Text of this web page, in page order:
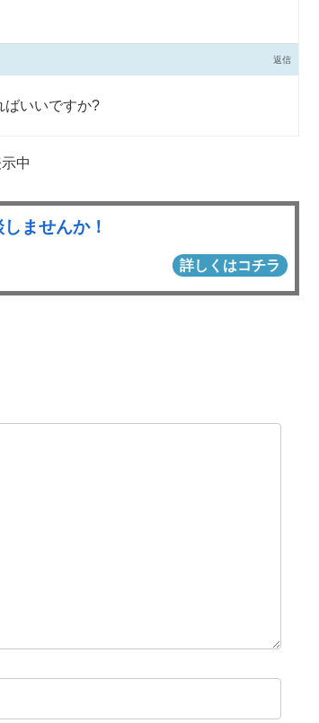
返信
ばいいですか?
中
ませんか！
詳しくはコチラ